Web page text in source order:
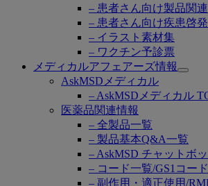
– 患者さん向け製品関
– 患者さん向け疾患啓
– イラスト素材集
– ワクチン予診票
メディカルアフェアーズ情報
Open
AskMSDメディカル
– AskMSDメディカル
医薬品関連情報
– 全製品一覧
– 製品基本Q&A一覧
– AskMSD チャットボッ
– コード一覧/GS1コード
– 副作用・適正使用/